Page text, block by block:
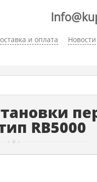
и оплата Новости
RB5000